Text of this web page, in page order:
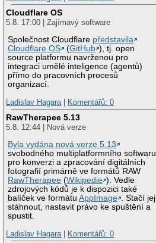
Cloudflare OS
5.8. 17:00 | Zajímavý software
Společnost Cloudflare představila
Cloudflare OS
(GitHub ), tj. open
source platformu navrženou pro
integraci umělé inteligence (agentů)
přímo do pracovních procesů
organizací.
Ladislav Hagara
Komentářů: 0
RawTherapee 5.13
5.8. 12:44 | Nová verze
Byla vydána nová verze 5.13
svobodného multiplatformního softwaru
pro konverzi a zpracování digitálních
fotografií primárně ve formátů RAW
RawTherapee (Wikipedie ). Vedle
zdrojových kódů je k dispozici také
balíček ve formátuAppImage . Stačí jej
stáhnout, nastavit právo ke spuštění a
spustit.
Ladislav Hagara
Komentářů: 0